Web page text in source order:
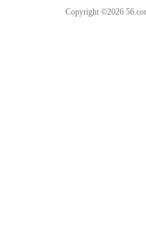
Copyright ©2026